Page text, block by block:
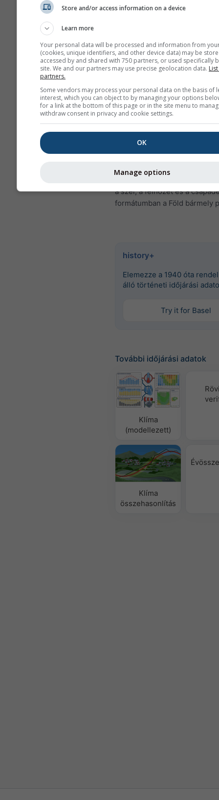
adatokat mutat. Egy
hosszabb időszak esetén
aggregációk láthatók.
értékesítésre. További
információért lépjen
velünk (
A Cottbus helyére vonatkozó,
rendelkezésre álló órás
történeti időjárási adatok
szolgáltatással vásárolhatók
le olyan változókat, mint a
a szél, a felhőzet és a
formátumban a Föld bármely
history+
Elemezze a 1940 óta
álló történeti időjárási
Try it for Basel
További időjárási adatok
Klíma
(modellezett)
Klíma
összehasonlítás
Store and/or access information on a device
Learn more
Your personal data will be processed and information from
(cookies, unique identifiers, and other device data) may be
accessed by and shared with 750 partners, or used specifically
site. We and our partners may use precise geolocation data.
partners.
Some vendors may process your personal data on the basis of
interest, which you can object to by managing your options
for a link at the bottom of this page or in the site menu to
withdraw consent in privacy and cookie settings.
OK
Manage options